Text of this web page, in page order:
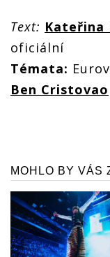
Text: Kateřina
oficiální
Témata:
Ben Cristovao
MOHLO BY VÁS